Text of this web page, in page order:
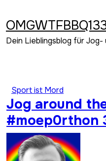
springen
Dein Lieblingsblog für
Sport ist Mord
Jog around
#moep0rthon